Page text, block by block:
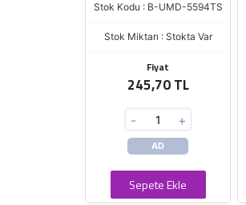
Stok Kodu : B-UMD-5594TS
Stok Miktarı : Stokta Var
Fiyat
245,70 TL
- +
AD
Sepete Ekle